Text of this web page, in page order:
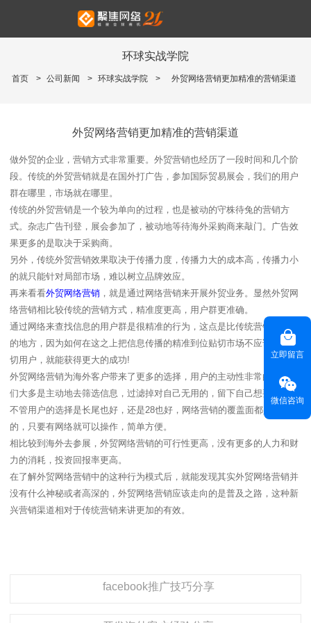
环球实战学院
首页 > 公司新闻 > 环球实战学院 > 外贸网络营销更加精准的营销渠道
外贸网络营销更加精准的营销渠道
做外贸的企业，营销方式非常重要。外贸营销也经历了一段时间和几个阶
段。传统的外贸营销就是在国外打广告，参加国际贸易展会，我们的用户
群在哪里，市场就在哪里。
传统的外贸营销是一个较为单向的过程，也是被动的守株待兔的营销方
式。杂志广告刊登，展会参加了，被动地等待海外采购商来敲门。广告效
果更多的是取决于采购商。
另外，传统外贸营销效果取决于传播力度，传播力大的成本高，传播力小
的就只能针对局部市场，难以树立品牌效应。
再来看看外贸网络营销 ，就是通过网络营销来开展外贸业务。显然外贸网
络营销相比较传统的营销方式，精准度更高，用户群更准确。
通过网络来查找信息的用户群是很精准的行为，这点是比传统营销要高深
的地方，因为如何在这之上把信息传播的精准到位贴切市场不应该说是贴
切用户，就能获得更大的成功!
外贸网络营销为海外客户带来了更多的选择，用户的主动性非常的高。他
们大多是主动地去筛选信息，过滤掉对自己无用的，留下自己想要的。
不管用户的选择是长尾也好，还是28也好，网络营销的覆盖面都是非常广
的，只要有网络就可以操作，简单方便。
相比较到海外去参展，外贸网络营销的可行性更高，没有更多的人力和财
力的消耗，投资回报率更高。
在了解外贸网络营销中的这种行为模式后，就能发现其实外贸网络营销并
没有什么神秘或者高深的，外贸网络营销应该走向的是普及之路，这种新
兴营销渠道相对于传统营销来讲更加的有效。
facebook推广技巧分享
立即留言
微信咨询